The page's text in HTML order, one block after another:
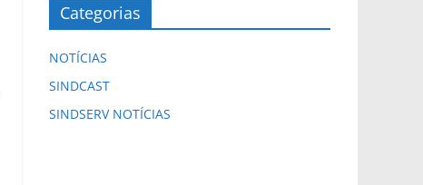
Categorias
NOTÍCIAS
SINDCAST
SINDSERV NOTÍCIAS